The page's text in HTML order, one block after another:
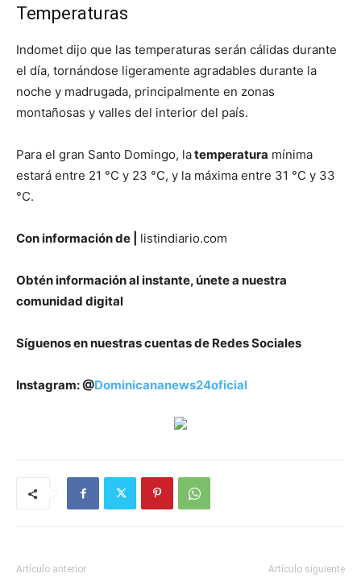
Temperaturas
Indomet dijo que las temperaturas serán cálidas durante
el día, tornándose ligeramente agradables durante la
noche y madrugada, principalmente en zonas
montañosas y valles del interior del país.
Para el gran Santo Domingo, latemperatura mínima
estará entre 21 °C y 23 °C, y la máxima entre 31 °C y 33
°C.
Con información de | listindiario.com
Obtén información al instante, únete a nuestra
comunidad digital
Síguenos en nuestras cuentas de Redes Sociales
Instagram: @Dominicananews24oficial
Artículo anterior Artículo siguiente